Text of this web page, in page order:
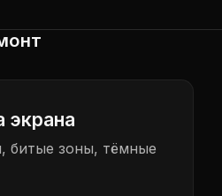
экрана
битые зоны, тёмные